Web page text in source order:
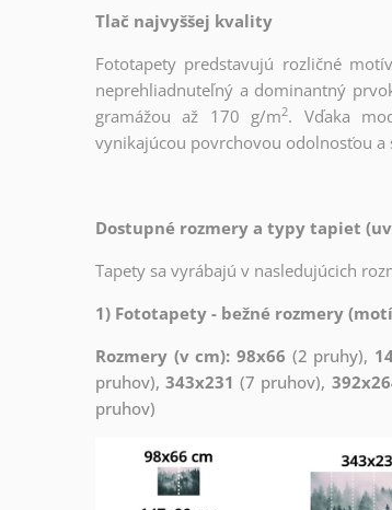
Tlač najvyššej kvality
Fototapety predstavujú rozličné
neprehliadnuteľný a dominantný
gramážou až 170 g/m2. Vďaka
vynikajúcou povrchovou odolnosťou a
Dostupné rozmery a typy tapiet
Tapety sa vyrábajú v nasledujúcich
1) Fototapety - bežné rozmery
Rozmery (v cm): 98x66 (2 pruhy),
pruhov),343x231 (7 pruhov),
pruhov)